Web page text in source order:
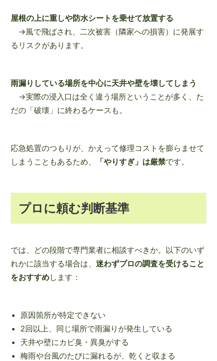
屋根の上に重しや防水シートを乗せて放置する
→風で飛ばされ、二次被害（隣家への損害）に発展す
るリスクがあります。
雨漏りしている場所を中心に天井や壁を壊してしまう
→実際の浸入口は全く違う場所ということが多く、た
だの「破壊」に終わるケースも。
応急処置のつもりが、かえって修理コストを膨らませて
しまうこともあるため、
「やりすぎ」は厳禁です。
プロに頼む判断基準
では、どの段階で専門業者に相談すべきか。以下のいず
れかに該当する場合は、 迷わずプロの調査を受けること
をおすすめします：
原因箇所が特定できない
2回以上、同じ場所で雨漏りが発生している
天井や壁にカビ臭・異臭がする
梅雨や台風のたびに漏れるが、乾くと収まる